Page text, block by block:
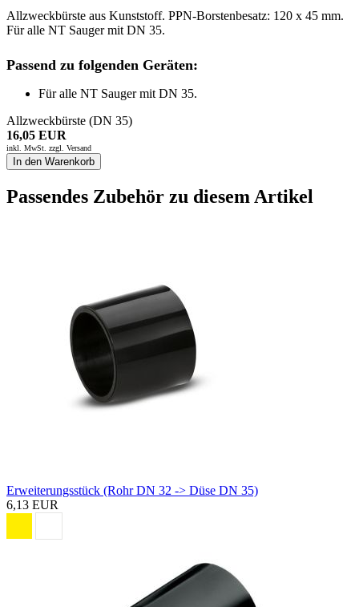
Allzweckbürste aus Kunststoff. PPN-Borstenbesatz: 120 x 45 mm.
Für alle NT Sauger mit DN 35.
Passend zu folgenden Geräten:
Für alle NT Sauger mit DN 35.
Allzweckbürste (DN 35)
16,05 EUR
inkl. MwSt. zzgl. Versand
In den Warenkorb
Passendes Zubehör zu diesem Artikel
Erweiterungsstück (Rohr DN 32 -> Düse DN 35)
6,13 EUR